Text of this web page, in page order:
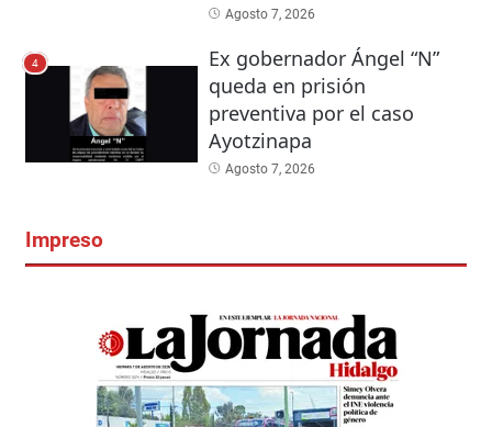
Agosto 7, 2026
4
Ex gobernador Ángel “N”
queda en prisión
preventiva por el caso
Ayotzinapa
Agosto 7, 2026
Impreso